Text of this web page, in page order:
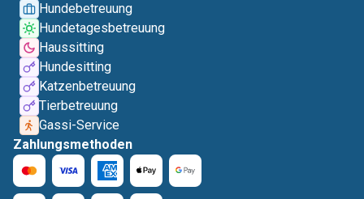
Hundebetreuung
Hundetagesbetreuung
Haussitting
Hundesitting
Katzenbetreuung
Tierbetreuung
Gassi-Service
Zahlungsmethoden